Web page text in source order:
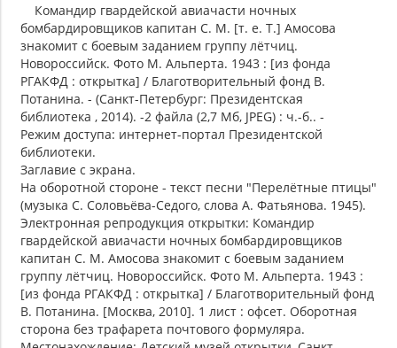
Командир гвардейской авиачасти ночных
бомбардировщиков капитан С. М. [т. е. Т.] Амосова
знакомит с боевым заданием группу лётчиц.
Новороссийск. Фото М. Альперта. 1943 : [из фонда
РГАКФД : открытка] / Благотворительный фонд В.
Потанина. - (Санкт-Петербург: Президентская
библиотека , 2014). -2 файла (2,7 Мб, JPEG) : ч.-б.. -
Режим доступа: интернет-портал Президентской
библиотеки.
Заглавие с экрана.
На оборотной стороне - текст песни "Перелётные птицы"
(музыка С. Соловьёва-Седого, слова А. Фатьянова. 1945).
Электронная репродукция открытки: Командир
гвардейской авиачасти ночных бомбардировщиков
капитан С. М. Амосова знакомит с боевым заданием
группу лётчиц. Новороссийск. Фото М. Альперта. 1943 :
[из фонда РГАКФД : открытка] / Благотворительный фонд
В. Потанина. [Москва, 2010]. 1 лист : офсет. Оборотная
сторона без трафарета почтового формуляра.